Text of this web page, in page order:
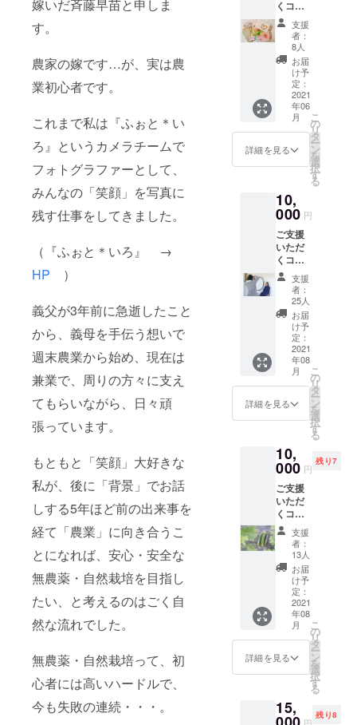
嫁いだ斉藤早苗と申しま
す。
農家の嫁です…が、実は農
業初心者です。
これまで私は『ふぉと＊い
ろ』というカメラチームで
フォトグラファーとして、
みんなの「笑顔」を写真に
残す仕事をしてきました。
（『ふぉと＊いろ』 →
HP ）
義父が3年前に急逝したこと
から、義母を手伝う想いで
週末農業から始め、現在は
兼業で、周りの方々に支え
てもらいながら、日々頑
張っています。
もともと「笑顔」大好きな
私が、後に「背景」でお話
しする5年ほど前の出来事を
経て「農業」に向き合うこ
とになれば、安心・安全な
無農薬・自然栽培を目指し
たい、と考えるのはごく自
然な流れでした。
無農薬・自然栽培って、初
心者には高いハードルで、
今も失敗の連続・・・。
て頂き
ます。
くコー
スです
感謝を
込め
て、
「お礼
のお葉
書」と
一緒に
『ふぉ
と＊い
ろ』オ
リジナ
ル「ポ
カー
ド」5枚
お送り
させて
頂きま
す。
支援
者：
8人
お届
け予
定：
2021
年06
月
詳細を見る
こ
の
リ
タ
ー
ン
を
選
択
す
る
10,
000 円
ご支援
いただ
くコー
スです
感謝を
こめ
て、
「お礼
のお葉
書」と
ご支援
いただ
いた方
の「お
写真を
撮影」
す。 ・
拠点の
店舗内
での撮
影とな
ります
ので、
ご来場
いただ
ける日
とお時
間のご
予約を
承りま
す。 ・
交通費
はご負
時間は
約1時間
支援
者：
25人
お届
け予
定：
2021
年08
月
詳細を見る
こ
の
リ
タ
ー
ン
を
選
択
す
る
10,
000 円
残り7
ご支援
いただ
くコー
スです
【ステ
イホー
ム農業
体験】
感謝を
込め
て、
「お礼
のお葉
書」
と、 農
作物の
見守っ
ていた
支援
者：
13人
お届
け予
定：
2021
年08
月
詳細を見る
こ
の
リ
タ
ー
ン
を
選
択
す
る
15, 残り8